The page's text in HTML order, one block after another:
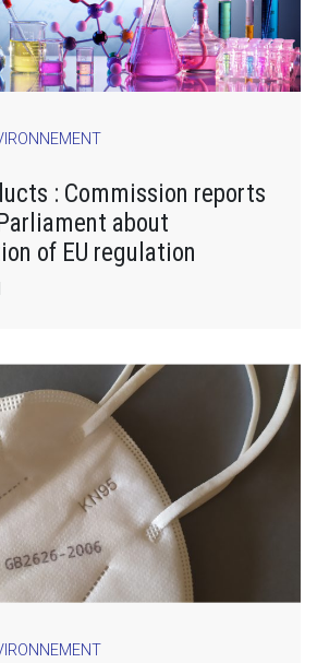
: Commission reports
about
of EU regulation